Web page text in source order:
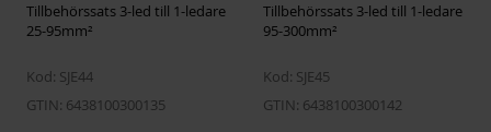
Tillbehörssats 3-led till 1-ledare
25-95mm²
Kod: SJE44
GTIN: 6438100300135
Tillbehörssats 3-led till 1-ledare
95-300mm²
Kod: SJE45
GTIN: 6438100300142